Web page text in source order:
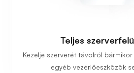
Teljes
Kezelje szerverét távolról bármikor
egyéb vezérlőeszközök